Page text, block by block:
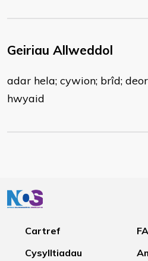
Geiriau Allweddol
adar hela; cywion; brîd;
hwyaid
Cartref
Cysylltiadau